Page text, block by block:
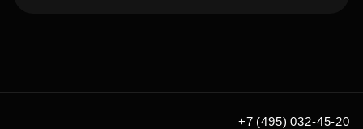
+7 (495) 032-45-20